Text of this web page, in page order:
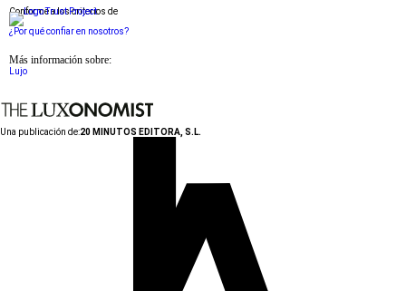
Conforme a los criterios de
¿Por qué confiar en nosotros?
Más información sobre:
Lujo
Una publicación de:20 MINUTOS EDITORA, S.L.